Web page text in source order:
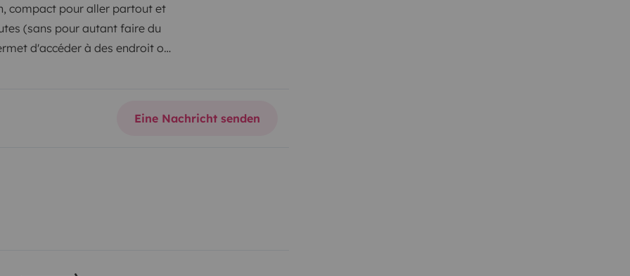
compact pour aller partout et
(sans pour autant faire du
d'accéder à des endroit ou
carburant raisonnable même
d'hiver Michelin pas des 4
Eine Nachricht senden